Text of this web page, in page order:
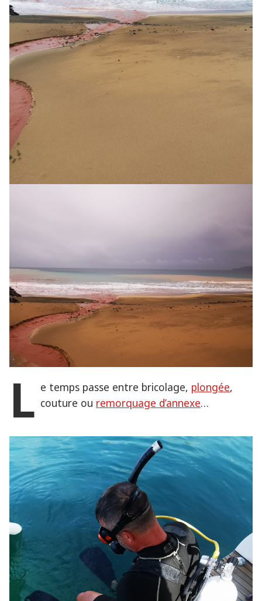
L e temps passe entre bricolage, plongée,
couture ou remorquage d’annexe…